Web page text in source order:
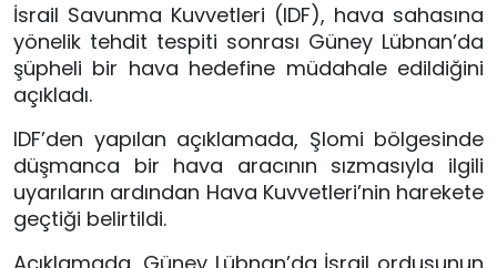
İsrail Savunma Kuvvetleri (IDF), hava sahasına
yönelik tehdit tespiti sonrası Güney Lübnan’da
şüpheli bir hava hedefine müdahale edildiğini
açıkladı.
IDF’den yapılan açıklamada, Şlomi bölgesinde
düşmanca bir hava aracının sızmasıyla ilgili
uyarıların ardından Hava Kuvvetleri’nin harekete
geçtiği belirtildi.